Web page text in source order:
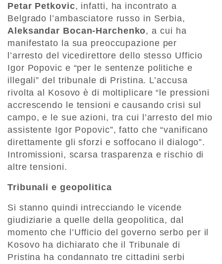
Petar Petkovic, infatti, ha incontrato a
Belgrado l’ambasciatore russo in Serbia,
Aleksandar Bocan-Harchenko, a cui ha
manifestato la sua preoccupazione per
l’arresto del vicedirettore dello stesso Ufficio
Igor Popovic e “per le sentenze politiche e
illegali” del tribunale di Pristina. L’accusa
rivolta al Kosovo è di moltiplicare “le pressioni
accrescendo le tensioni e causando crisi sul
campo, e le sue azioni, tra cui l’arresto del mio
assistente Igor Popovic”, fatto che “vanificano
direttamente gli sforzi e soffocano il dialogo”.
Intromissioni, scarsa trasparenza e rischio di
altre tensioni.
Tribunali e geopolitica
Si stanno quindi intrecciando le vicende
giudiziarie a quelle della geopolitica, dal
momento che l’Ufficio del governo serbo per il
Kosovo ha dichiarato che il Tribunale di
Pristina ha condannato tre cittadini serbi